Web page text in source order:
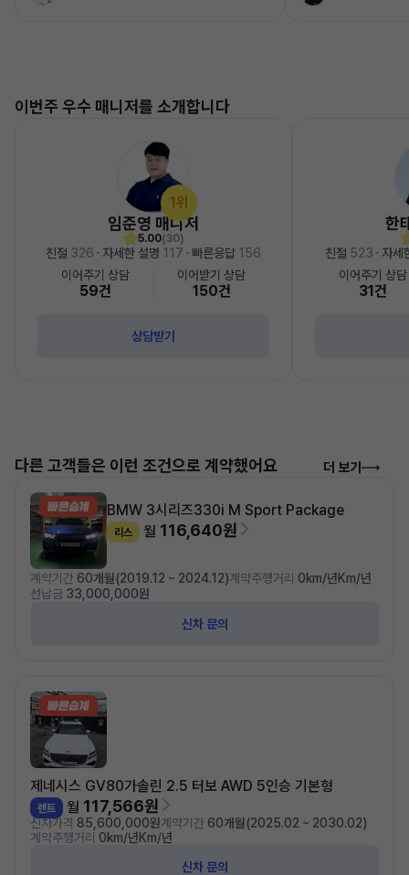
이번주 우수 매니저를 소개합니다
1위
임준영 매니저
5.00(30)
친절 326 · 자세한 설명 117 · 빠른응답 156
이어주기 상담
59건
이어받기 상담
150건
상담받기
한
친절 523 · 자
이어주기 상담
31건
다른 고객들은 이런 조건으로 계약했어요 더 보기
BMW 3시리즈330i M Sport Package
리스 월 116,640원
계약기간 60개월(2019.12 ~ 2024.12)계약주행거리 0km/년Km/년
선납금 33,000,000원
신차 문의
제네시스 GV80가솔린 2.5 터보 AWD 5인승 기본형
렌트 월 117,566원
신차가격 85,600,000원계약기간 60개월(2025.02 ~ 2030.02)
계약주행거리 0km/년Km/년
신차 문의